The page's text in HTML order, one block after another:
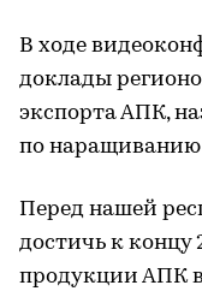
В ходе
доклады
экспорта АПК,
по наращиванию
Перед нашей
достичь к концу
продукции АПК